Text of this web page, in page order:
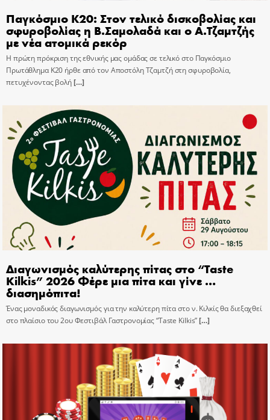
Παγκόσμιο Κ20: Στον τελικό δισκοβολίας και
σφυροβολίας η Β.Σαμολαδά και ο Α.Τζαμτζής
με νέα ατομικά ρεκόρ
Η πρώτη πρόκριση της εθνικής μας ομάδας σε τελικό στο Παγκόσμιο
Πρωτάθλημα Κ20 ήρθε από τον Αποστόλη Τζαμτζή στη σφυροβολία,
πετυχένοντας βολή[…]
Διαγωνισμός καλύτερης πίτας στο “Taste
Kilkis” 2026 Φέρε μια πίτα και γίνε …
διασημόπιτα!
Ένας μοναδικός διαγωνισμός για την καλύτερη πίτα στο ν. Κιλκίς θα διεξαχθεί
στο πλαίσιο του 2ου Φεστιβάλ Γαστρονομίας “Taste Kilkis”[…]